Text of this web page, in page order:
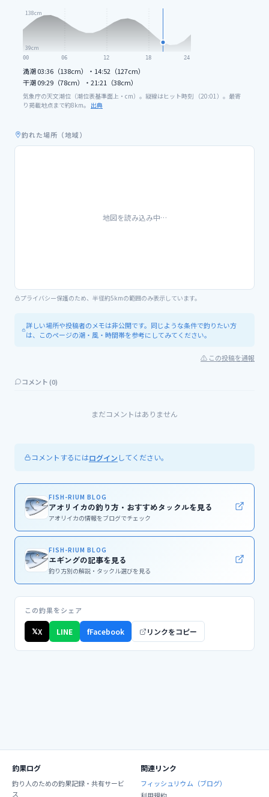
138cm
39cm
00 06 12 18 24
満潮03:36（138cm）・14:52（127cm）
干潮09:29（78cm）・21:21（38cm）
気象庁の天文潮位（潮位表基準面上・cm）。縦線はヒット時刻 （20:01）。最寄
り掲載地点まで約8km。 出典
釣れた場所（地域）
地図を読み込み中…
プライバシー保護のため、半径約5kmの範囲のみ表示しています。
詳しい場所や投稿者のメモは非公開です。同じような条件で釣りたい方
は、このページの潮・風・時間帯を参考にしてみてください。
⚠ この投稿を通報
コメント (0)
まだコメントはありません
コメントするにはログイン してください。
FISH-RIUM BLOG
アオリイカの釣り方・おすすめタックルを見る
アオリイカの情報をブログでチェック
FISH-RIUM BLOG
エギングの記事を見る
釣り方別の解説・タックル選びを見る
この釣果をシェア
𝕏X LINE fFacebook リンクをコピー
釣果ログ
釣り人のための釣果記録・共有サービ
ス
関連リンク
フィッシュリウム（ブログ）